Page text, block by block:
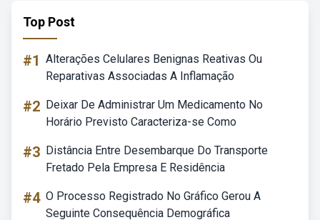
Top Post
#1 Alterações Celulares Benignas Reativas Ou
Reparativas Associadas A Inflamação
#2 Deixar De Administrar Um Medicamento No
Horário Previsto Caracteriza-se Como
#3 Distância Entre Desembarque Do Transporte
Fretado Pela Empresa E Residência
#4 O Processo Registrado No Gráfico Gerou A
Seguinte Consequência Demográfica